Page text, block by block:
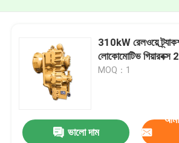
310kW রেলওয়ে
লোকোমোটিভ গিয়ারবক্স
MOQ：1
ভালো দাম